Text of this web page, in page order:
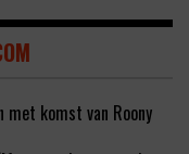
met komst van Roony